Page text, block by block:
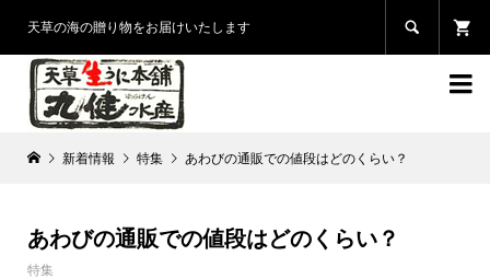
天草の海の贈り物をお届けいたします 

新着情報 特集 あわびの通販での値段はどのくらい？
あわびの通販での値段はどのくらい？
特集